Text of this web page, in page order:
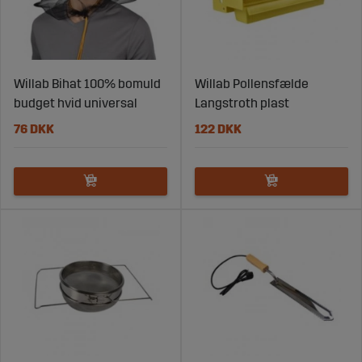
Effektiv håndtering og høst
Ved høst og håndtering af honning er det vigtigt at
rette produkter gør arbejdet lettere og sikrer kvalitet i
slutproduktet.
Produkter der effektiviserer arbejdsprocesser
Enkle systemer til opbevaring og transport
Et solidt fundament for moderne
biavl
Willab Bihat 100% bomuld
budget hvid universal
76 DKK
Willab Pollensfælde
Langstroth plast
122 DKK